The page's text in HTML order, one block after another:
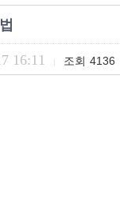
16:11 조회 4136